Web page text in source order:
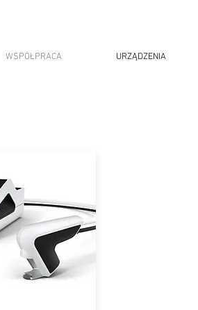
WSPÓŁPRACA URZĄDZENIA